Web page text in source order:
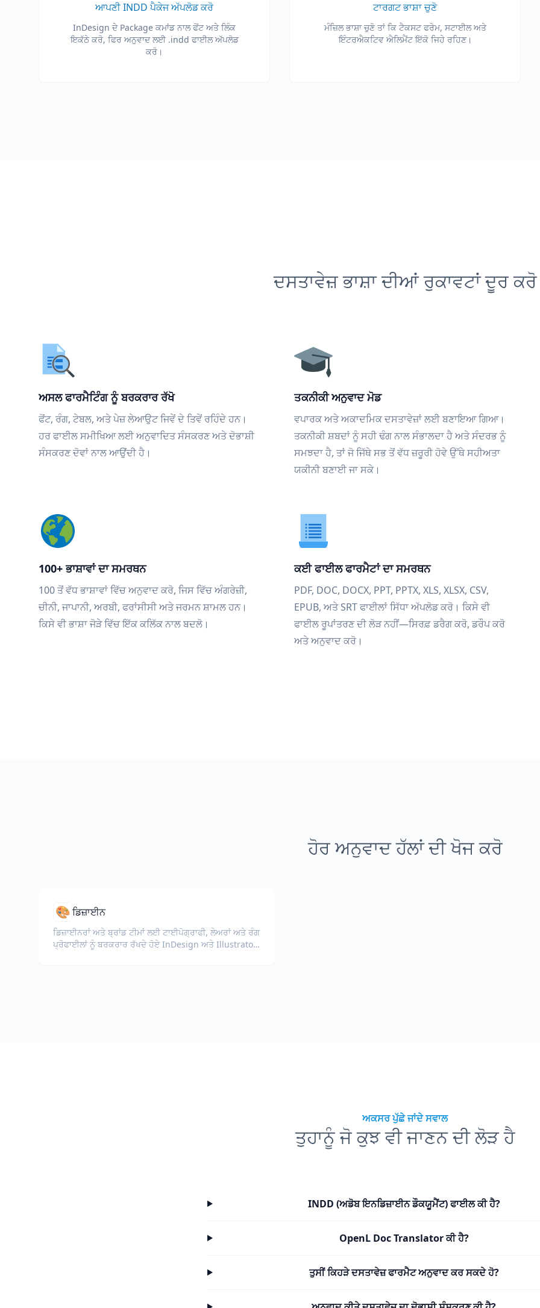
ਆਪਣੀ INDD ਪੈਕੇਜ ਅੱਪਲੋਡ ਕਰੋ
InDesign ਦੇ Package ਕਮਾਂਡ ਨਾਲ ਫੋਂਟ ਅਤੇ ਲਿੰਕ
ਇਕੱਠੇ ਕਰੋ, ਫਿਰ ਅਨੁਵਾਦ ਲਈ .indd ਫਾਈਲ ਅੱਪਲੋਡ
ਕਰੋ।
ਟਾਰਗਟ ਭਾਸ਼ਾ ਚੁਣੋ
ਮੰਜ਼ਿਲ ਭਾਸ਼ਾ ਚੁਣੋ ਤਾਂ ਕਿ ਟੈਕਸਟ ਫਰੇਮ, ਸਟਾਈਲ ਅਤੇ
ਇੰਟਰਐਕਟਿਵ ਐਲਿਮੈਂਟ ਇੱਕੋ ਜਿਹੇ ਰਹਿਣ।
ਦਸਤਾਵੇਜ਼ ਭਾਸ਼ਾ ਦੀਆਂ ਰੁਕਾਵਟਾਂ ਦੂਰ ਕਰੋ
ਅਸਲ ਫਾਰਮੈਟਿੰਗ ਨੂੰ ਬਰਕਰਾਰ ਰੱਖੋ
ਫੋਂਟ, ਰੰਗ, ਟੇਬਲ, ਅਤੇ ਪੇਜ਼ ਲੇਆਉਟ ਜਿਵੇਂ ਦੇ ਤਿਵੇਂ ਰਹਿੰਦੇ ਹਨ।
ਹਰ ਫਾਈਲ ਸਮੀਖਿਆ ਲਈ ਅਨੁਵਾਦਿਤ ਸੰਸਕਰਣ ਅਤੇ ਦੋਭਾਸ਼ੀ
ਸੰਸਕਰਣ ਦੋਵਾਂ ਨਾਲ ਆਉਂਦੀ ਹੈ।
ਤਕਨੀਕੀ ਅਨੁਵਾਦ ਮੋਡ
ਵਪਾਰਕ ਅਤੇ ਅਕਾਦਮਿਕ ਦਸਤਾਵੇਜ਼ਾਂ ਲਈ ਬਣਾਇਆ ਗਿਆ।
ਤਕਨੀਕੀ ਸ਼ਬਦਾਂ ਨੂੰ ਸਹੀ ਢੰਗ ਨਾਲ ਸੰਭਾਲਦਾ ਹੈ ਅਤੇ ਸੰਦਰਭ ਨੂੰ
ਸਮਝਦਾ ਹੈ, ਤਾਂ ਜੋ ਜਿੱਥੇ ਸਭ ਤੋਂ ਵੱਧ ਜ਼ਰੂਰੀ ਹੋਵੇ ਉੱਥੇ ਸਹੀਅਤਾ
ਯਕੀਨੀ ਬਣਾਈ ਜਾ ਸਕੇ।
100+ ਭਾਸ਼ਾਵਾਂ ਦਾ ਸਮਰਥਨ
100 ਤੋਂ ਵੱਧ ਭਾਸ਼ਾਵਾਂ ਵਿੱਚ ਅਨੁਵਾਦ ਕਰੋ, ਜਿਸ ਵਿੱਚ ਅੰਗਰੇਜ਼ੀ,
ਚੀਨੀ, ਜਾਪਾਨੀ, ਅਰਬੀ, ਫਰਾਂਸੀਸੀ ਅਤੇ ਜਰਮਨ ਸ਼ਾਮਲ ਹਨ।
ਕਿਸੇ ਵੀ ਭਾਸ਼ਾ ਜੋੜੇ ਵਿੱਚ ਇੱਕ ਕਲਿੱਕ ਨਾਲ ਬਦਲੋ।
ਕਈ ਫਾਈਲ ਫਾਰਮੈਟਾਂ ਦਾ ਸਮਰਥਨ
PDF, DOC, DOCX, PPT, PPTX, XLS, XLSX, CSV,
EPUB, ਅਤੇ SRT ਫਾਈਲਾਂ ਸਿੱਧਾ ਅੱਪਲੋਡ ਕਰੋ। ਕਿਸੇ ਵੀ
ਫਾਈਲ ਰੂਪਾਂਤਰਣ ਦੀ ਲੋੜ ਨਹੀਂ—ਸਿਰਫ਼ ਡਰੈਗ ਕਰੋ, ਡਰੌਪ ਕਰੋ
ਅਤੇ ਅਨੁਵਾਦ ਕਰੋ।
ਹੋਰ ਅਨੁਵਾਦ ਹੱਲਾਂ ਦੀ ਖੋਜ ਕਰੋ
🎨ਡਿਜ਼ਾਈਨ
ਡਿਜ਼ਾਈਨਰਾਂ ਅਤੇ ਬ੍ਰਾਂਡ ਟੀਮਾਂ ਲਈ ਟਾਈਪੋਗ੍ਰਾਫੀ, ਲੇਅਰਾਂ ਅਤੇ ਰੰਗ
ਪ੍ਰੋਫਾਈਲਾਂ ਨੂੰ ਬਰਕਰਾਰ ਰੱਖਦੇ ਹੋਏ InDesign ਅਤੇ Illustrator
ਅਕਸਰ ਪੁੱਛੇ ਜਾਂਦੇ ਸਵਾਲ
ਤੁਹਾਨੂੰ ਜੋ ਕੁਝ ਵੀ ਜਾਣਨ ਦੀ ਲੋੜ ਹੈ
INDD (ਅਡੋਬ ਇਨਡਿਜ਼ਾਈਨ ਡੌਕਯੂਮੈਂਟ) ਫਾਈਲ ਕੀ ਹੈ?
OpenL Doc Translator ਕੀ ਹੈ?
ਤੁਸੀਂ ਕਿਹੜੇ ਦਸਤਾਵੇਜ਼ ਫਾਰਮੈਟ ਅਨੁਵਾਦ ਕਰ ਸਕਦੇ ਹੋ?